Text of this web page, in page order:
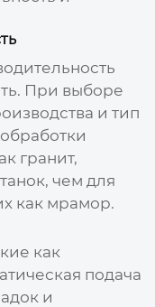
. При выборе
и тип
гранит,
чем для
как мрамор.
как
подача
и